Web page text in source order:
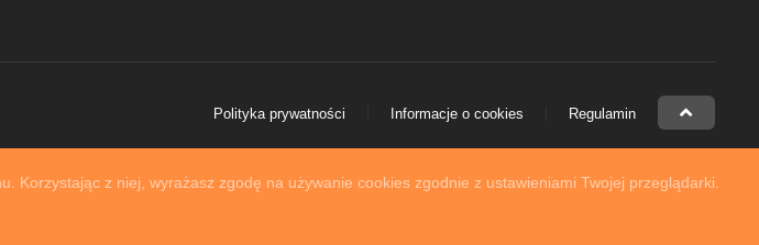
z niej, wyrażasz zgodę na używanie cookies zgodnie z ustawieniami Twojej przeglądarki.
Polityka prywatności Informacje o cookies Regulamin